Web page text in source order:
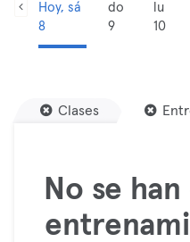
Hoy, sá
8
do
9
lu
10
Clases
No se